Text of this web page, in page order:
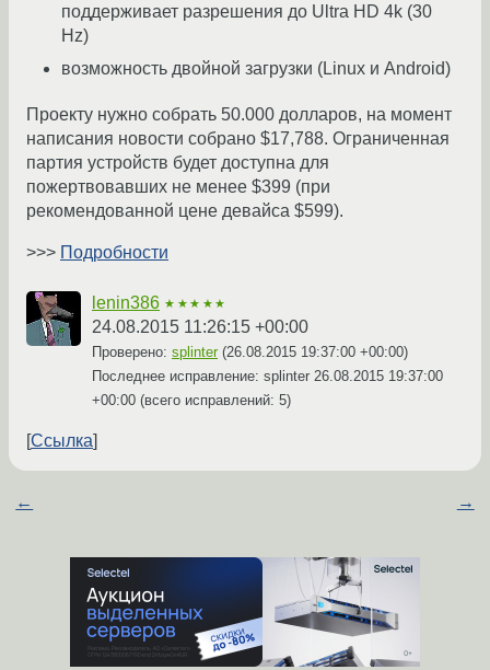
поддерживает разрешения до Ultra HD 4k (30
Hz)
возможность двойной загрузки (Linux и Android)
Проекту нужно собрать 50.000 долларов, на момент
написания новости собрано $17,788. Ограниченная
партия устройств будет доступна для
пожертвовавших не менее $399 (при
рекомендованной цене девайса $599).
>>> Подробности
lenin386 ★★★★★
24.08.2015 11:26:15 +00:00
Проверено: splinter(26.08.2015 19:37:00 +00:00)
Последнее исправление: splinter 26.08.2015 19:37:00
+00:00 (всего исправлений: 5)
Ссылка
← →